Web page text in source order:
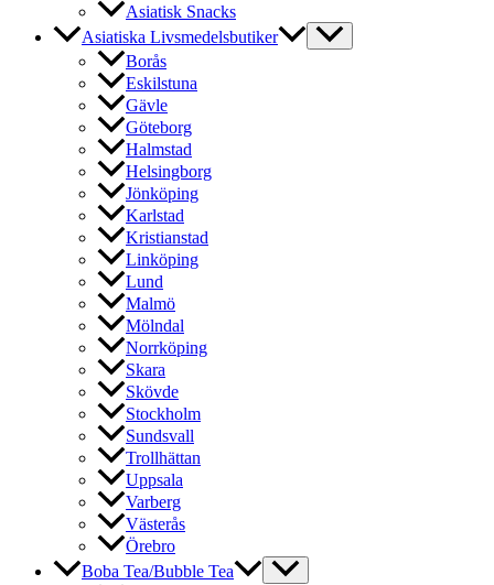
Asiatisk Snacks
Asiatiska Livsmedelsbutiker
Borås
Eskilstuna
Gävle
Göteborg
Halmstad
Helsingborg
Jönköping
Karlstad
Kristianstad
Linköping
Lund
Malmö
Mölndal
Norrköping
Skara
Skövde
Stockholm
Sundsvall
Trollhättan
Uppsala
Varberg
Västerås
Örebro
Boba Tea/Bubble Tea